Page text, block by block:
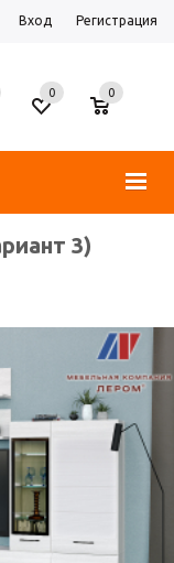
Вход Регистрация
0
0
3)